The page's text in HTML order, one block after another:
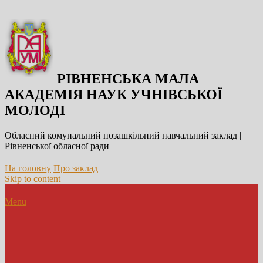
РІВНЕНСЬКА МАЛА
АКАДЕМІЯ НАУК УЧНІВСЬКОЇ
МОЛОДІ
Обласний комунальний позашкільний навчальний заклад |
Рівненської обласної ради
На головну Про заклад
Skip to content
Menu